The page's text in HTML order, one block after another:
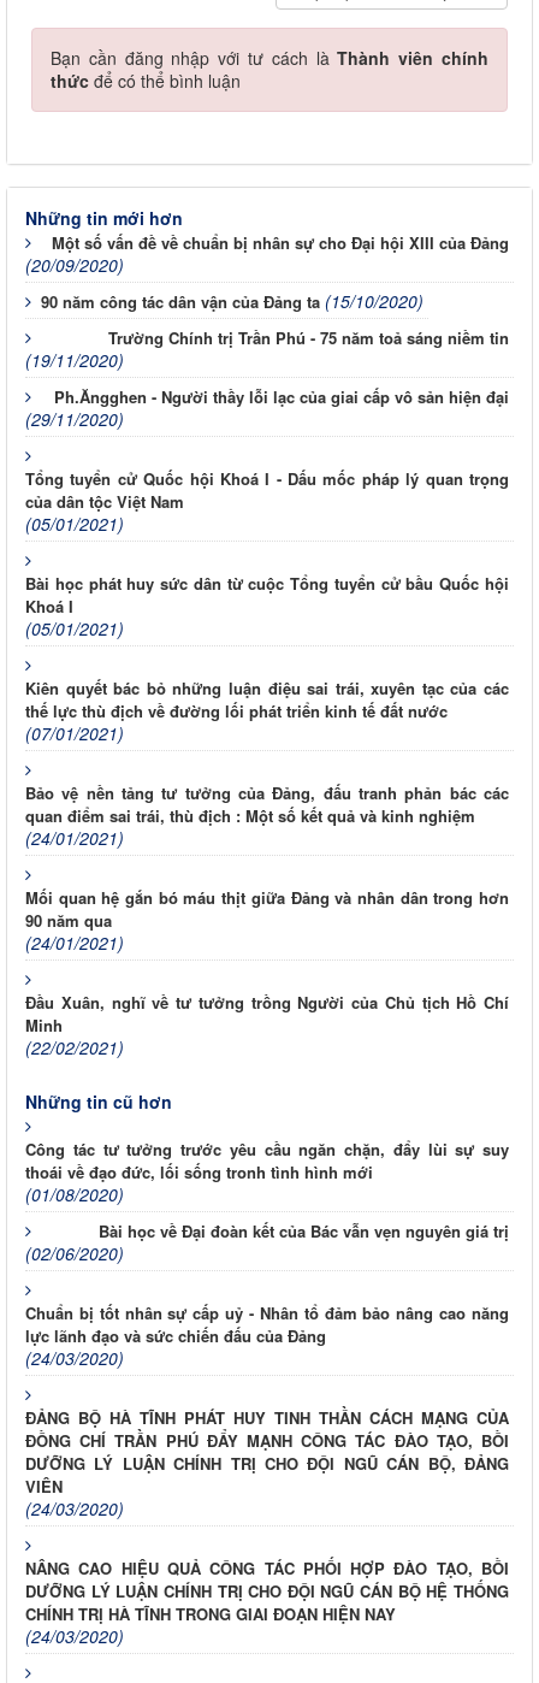
Bạn cần đăng nhập với tư cách làThành viên chính
thức để có thể bình luận
Những tin mới hơn
Một số vấn đề về chuẩn bị nhân sự cho Đại hội XIII của Đảng
(20/09/2020)
90 năm công tác dân vận của Đảng ta (15/10/2020)
Trường Chính trị Trần Phú - 75 năm toả sáng niềm tin
(19/11/2020)
Ph.Ăngghen - Người thầy lỗi lạc của giai cấp vô sản hiện đại
(29/11/2020)
Tổng tuyển cử Quốc hội Khoá I - Dấu mốc pháp lý quan trọng
của dân tộc Việt Nam
(05/01/2021)
Bài học phát huy sức dân từ cuộc Tổng tuyển cử bầu Quốc hội
Khoá I
(05/01/2021)
Kiên quyết bác bỏ những luận điệu sai trái, xuyên tạc của các
thế lực thù địch về đường lối phát triển kinh tế đất nước
(07/01/2021)
Bảo vệ nền tảng tư tưởng của Đảng, đấu tranh phản bác các
quan điểm sai trái, thù địch : Một số kết quả và kinh nghiệm
(24/01/2021)
Mối quan hệ gắn bó máu thịt giữa Đảng và nhân dân trong hơn
90 năm qua
(24/01/2021)
Đầu Xuân, nghĩ về tư tưởng trồng Người của Chủ tịch Hồ Chí
Minh
(22/02/2021)
Những tin cũ hơn
Công tác tư tưởng trước yêu cầu ngăn chặn, đẩy lùi sự suy
thoái về đạo đức, lối sống tronh tình hình mới
(01/08/2020)
Bài học về Đại đoàn kết của Bác vẫn vẹn nguyên giá trị
(02/06/2020)
Chuẩn bị tốt nhân sự cấp uỷ - Nhân tổ đảm bảo nâng cao năng
lực lãnh đạo và sức chiến đấu của Đảng
(24/03/2020)
ĐẢNG BỘ HÀ TĨNH PHÁT HUY TINH THẦN CÁCH MẠNG CỦA
ĐỒNG CHÍ TRẦN PHÚ ĐẨY MẠNH CÔNG TÁC ĐÀO TẠO, BỒI
DƯỠNG LÝ LUẬN CHÍNH TRỊ CHO ĐỘI NGŨ CÁN BỘ, ĐẢNG
VIÊN
(24/03/2020)
NÂNG CAO HIỆU QUẢ CÔNG TÁC PHỐI HỢP ĐÀO TẠO, BỒI
DƯỠNG LÝ LUẬN CHÍNH TRỊ CHO ĐỘI NGŨ CÁN BỘ HỆ THỐNG
CHÍNH TRỊ HÀ TĨNH TRONG GIAI ĐOẠN HIỆN NAY
(24/03/2020)